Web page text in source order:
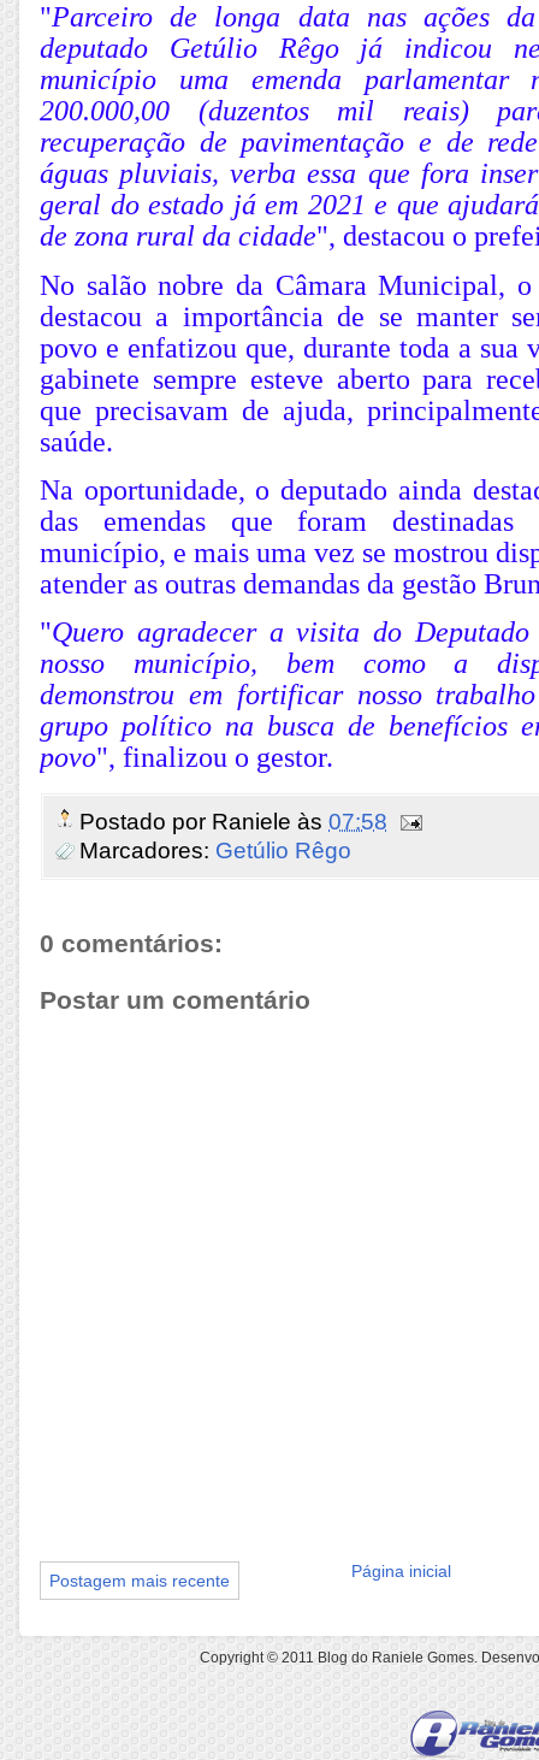
"Parceiro de longa data nas ações
deputado Getúlio Rêgo já indicou
município uma emenda
200.000,00 (duzentos mil reais)
recuperação de pavimentação e de
águas pluviais, verba essa que fora
geral do estado já em 2021 e que
de zona rural da cidade", destacou o
No salão nobre da Câmara Municipal,
destacou a importância de se manter
povo e enfatizou que, durante toda a sua
gabinete sempre esteve aberto para
que precisavam de ajuda,
saúde.
Na oportunidade, o deputado ainda
das emendas que foram destinadas
município, e mais uma vez se mostrou
atender as outras demandas da gestão
"Quero agradecer a visita do
nosso município, bem como a
demonstrou em fortificar nosso
grupo político na busca de benefícios
povo", finalizou o gestor.
Postado por Raniele às 07:58
Marcadores: Getúlio Rêgo
0 comentários:
Postar um comentário
Postagem mais recente Página inicial
Copyright © 2011Blog do Raniele Gomes.